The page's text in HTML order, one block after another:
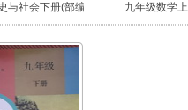
与社会下册(部编
版)
九年级数学